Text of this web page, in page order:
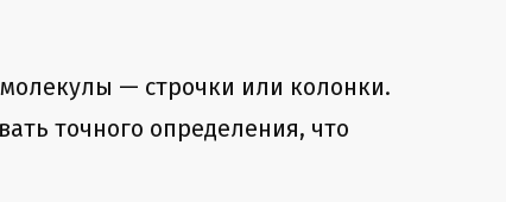
— строчки или колонки.
точного определения, что